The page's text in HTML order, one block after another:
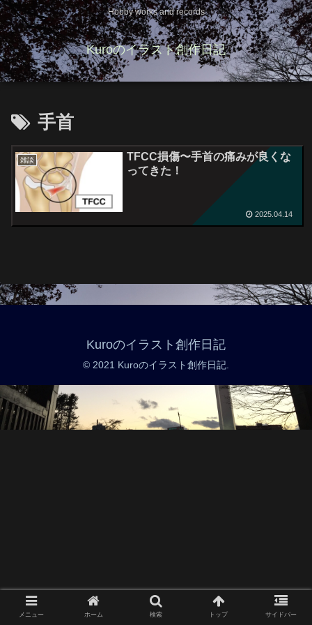
Hobby works and records
Kuroのイラスト創作日記
手首
雑談
TFCC損傷〜手首の痛みが良くな
ってきた！
2025.04.14
Kuroのイラスト創作日記
© 2021 Kuroのイラスト創作日記.
メニュー ホーム 検索 トップ サイドバー